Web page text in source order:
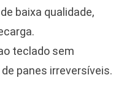
baixa qualidade,
teclado sem
panes irreversíveis.